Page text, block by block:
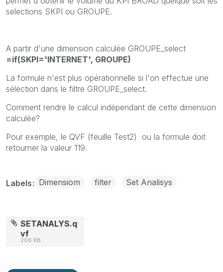
selections SKPI ou GROUPE.
A partir d'une dimension calculée GROUPE_select
=if(SKPI='INTERNET', GROUPE)
La formule n'est plus opérationnelle si l'on effectue une
sélection dans le filtre GROUPE_select.
Comment rendre le calcul indépendant de cette dimension
calculée?
Pour exemple, le QVF (feuille Test2) ou la formule doit
retourner la valeur 119.
Labels Dimensiom filter Set Analisys
SETANALYS.q
vf
208 KB